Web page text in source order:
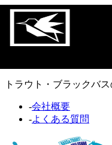
トラウト・ブラックバ
-会社概要
-よくある質問